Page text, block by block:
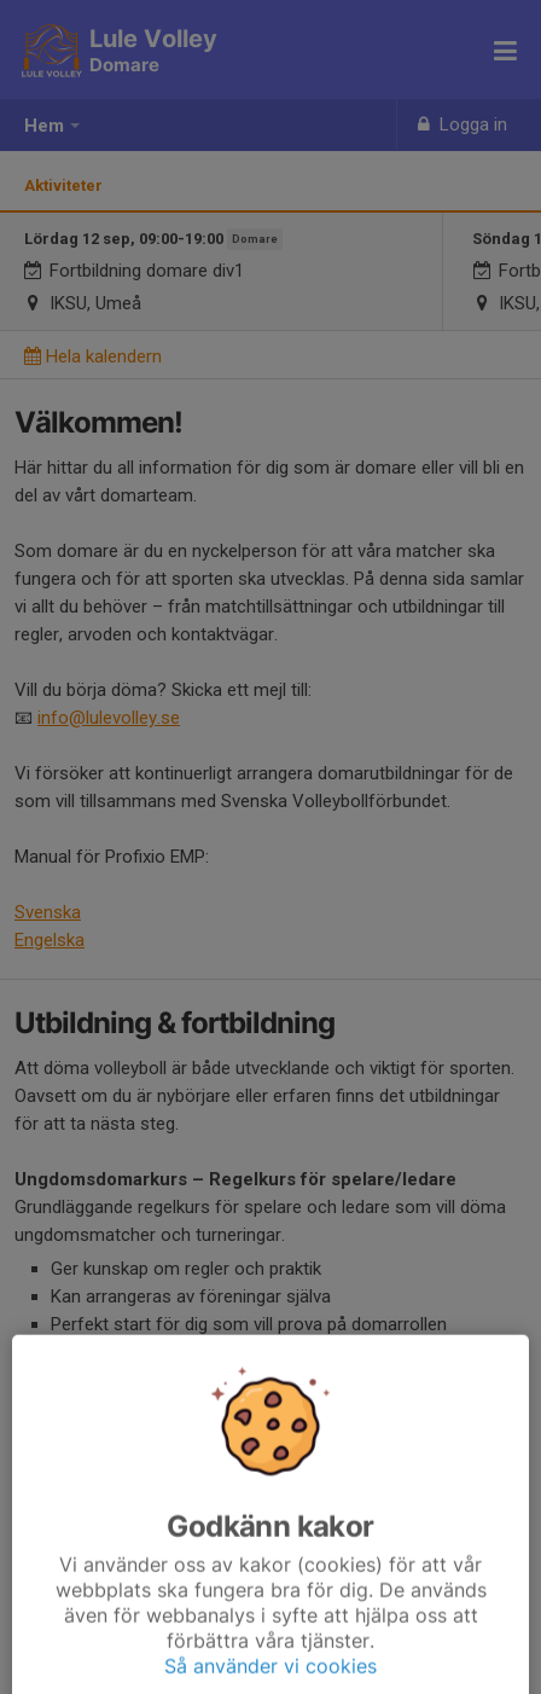
Hem Logga in
Lule Volley
Domare
Aktiviteter
Lördag 12 sep, 09:00-19:00 Domare
Fortbildning domare div1
IKSU, Umeå
Söndag
Hela kalendern
Välkommen!
Här hittar du all information för dig som är domare eller vill bli en
del av vårt domarteam.
Som domare är du en nyckelperson för att våra matcher ska
fungera och för att sporten ska utvecklas. På denna sida samlar
vi allt du behöver – från matchtillsättningar och utbildningar till
regler, arvoden och kontaktvägar.
Vill du börja döma? Skicka ett mejl till:
📧 info@lulevolley.se
Vi försöker att kontinuerligt arrangera domarutbildningar för de
som vill tillsammans med Svenska Volleybollförbundet.
Manual för Profixio EMP:
Svenska
Engelska
Utbildning & fortbildning
Att döma volleyboll är både utvecklande och viktigt för sporten.
Oavsett om du är nybörjare eller erfaren finns det utbildningar
för att ta nästa steg.
Ungdomsdomarkurs – Regelkurs för spelare/ledare
Grundläggande regelkurs för spelare och ledare som vill döma
ungdomsmatcher och turneringar.
Ger kunskap om regler och praktik
Kan arrangeras av föreningar själva
Perfekt start för dig som vill prova på domarrollen
Volleybolldomare Steg 1
För dig som vill döma i division 2 och 3.
Självstudier + teoripass digitalt
Praktisk dag på sammandrag + regelprov
Volleybolldomare Steg 2
Nästa steg för dig som vill döma i division 1.
Djupare teori och praktik
Två dagar på plats vid tävling + prov
Minst 18 år och godkänd Steg 1 krävs
Godkänn kakor
Vi använder oss av kakor (cookies) för att vår
webbplats ska fungera bra för dig. De används
även för webbanalys i syfte att hjälpa oss att
förbättra våra tjänster.
Så använder vi cookies